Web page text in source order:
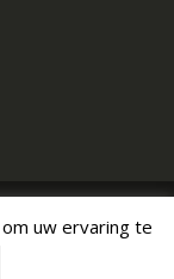
uw ervaring te